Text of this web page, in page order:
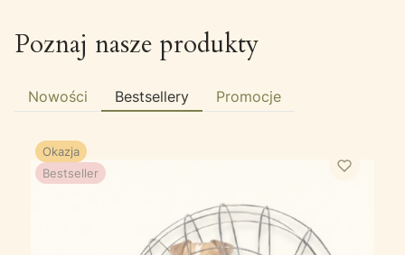
Poznaj nasze produkty
Nowości Bestsellery Promocje
Okazja
Bestseller